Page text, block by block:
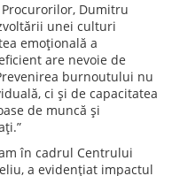
Dumitru
unei culturi
emoțională a
are nevoie de
burnoutului nu
ci și de capacitatea
de muncă și
în cadrul Centrului
a evidențiat impactul